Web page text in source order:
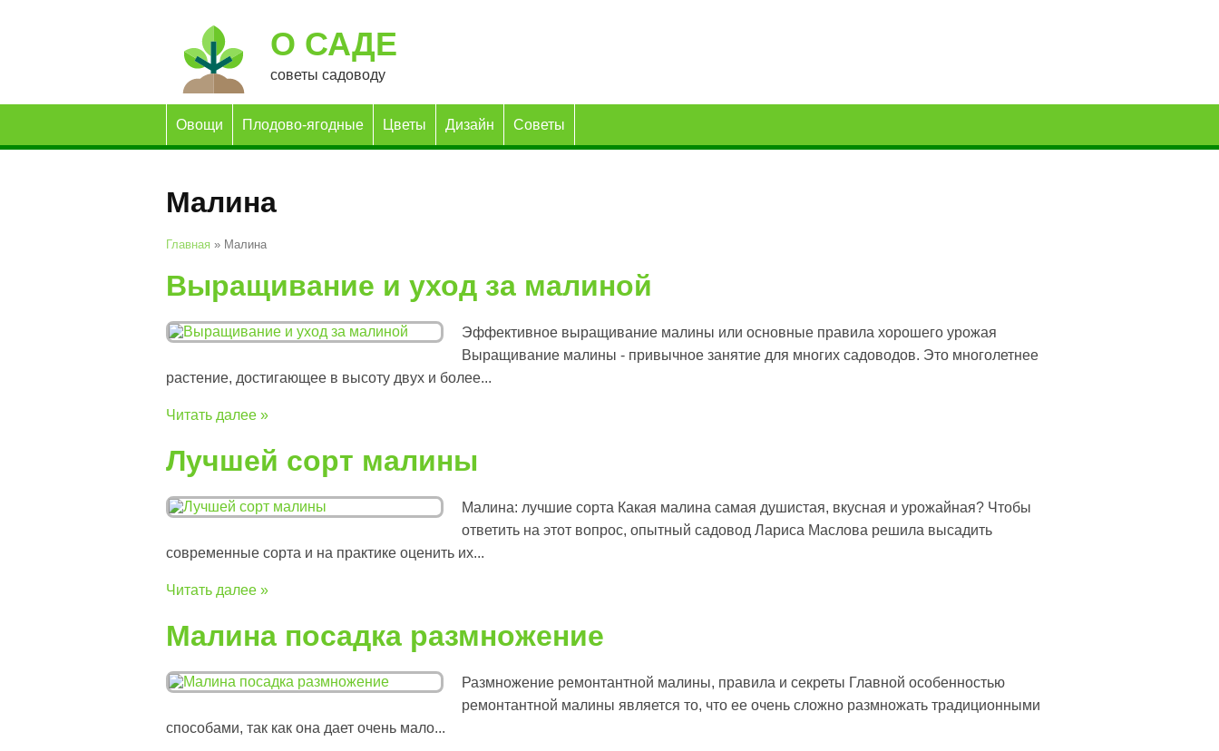
О САДЕ
советы садоводу
Малина
Главная » Малина
Выращивание и уход за малиной
Эффективное выращивание малины или основные правила хорошего урожая
Выращивание малины - привычное занятие для многих садоводов. Это многолетнее
растение, достигающее в высоту двух и более...
Читать далее »
Лучшей сорт малины
Малина: лучшие сорта Какая малина самая душистая, вкусная и урожайная? Чтобы
ответить на этот вопрос, опытный садовод Лариса Маслова решила высадить
современные сорта и на практике оценить их...
Читать далее »
Малина посадка размножение
Размножение ремонтантной малины, правила и секреты Главной особенностью
ремонтантной малины является то, что ее очень сложно размножать традиционными
способами, так как она дает очень мало...
Овощи Плодово-ягодные Цветы Дизайн Советы